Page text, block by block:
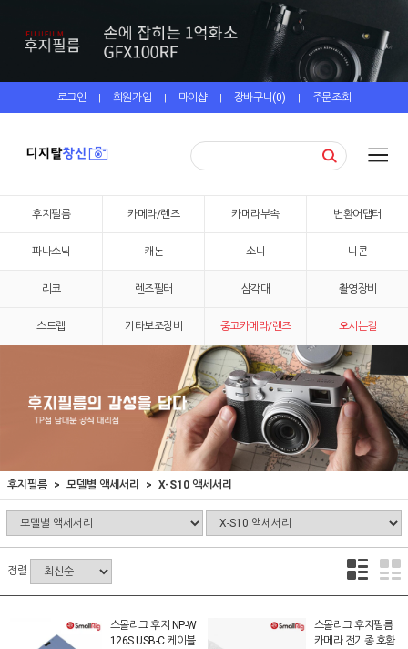
로그인 | 회원가입 | 마이샵 | 장바구니(0) | 주문조회
후지필름 카메라/렌즈 카메라부속 변환어댑터
파나소닉 캐논 소니 니콘
리코 렌즈필터 삼각대 촬영장비
스트랩 기타보조장비 중고카메라/렌즈 오시는길
후지필름 모델별 액세서리 X-S10 액세서리
정렬
스몰리그 후지 NP-W
126S USB-C 케이블
스몰리그 후지필름
카메라 전기종 호환